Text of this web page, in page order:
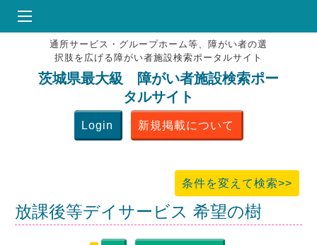
HOME
♥お気にりブックマーク
掲載会員MENU
よくある質問
通所サービス・グループホーム等、障がい者の選
択肢を広げる障がい者施設検索ポータルサイト
茨城県最大級 障がい者施設検索ポー
タルサイト
Login 新規掲載について
条件を変えて検索>>
放課後等デイサービス 希望の樹